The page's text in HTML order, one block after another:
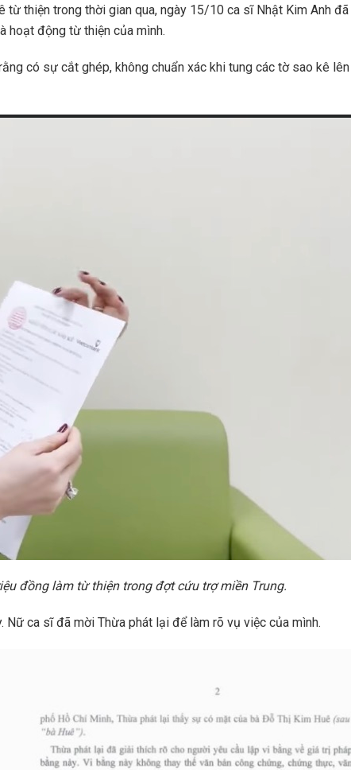
thiện trong thời gian qua, ngày 15/10 ca sĩ Nhật Kim Anh
hoạt động từ thiện của mình.
có sự cắt ghép, không chuẩn xác khi tung các tờ sao kê
đồng làm từ thiện trong đợt cứu trợ miền Trung.
ca sĩ đã mời Thừa phát lại để làm rõ vụ việc của mình.